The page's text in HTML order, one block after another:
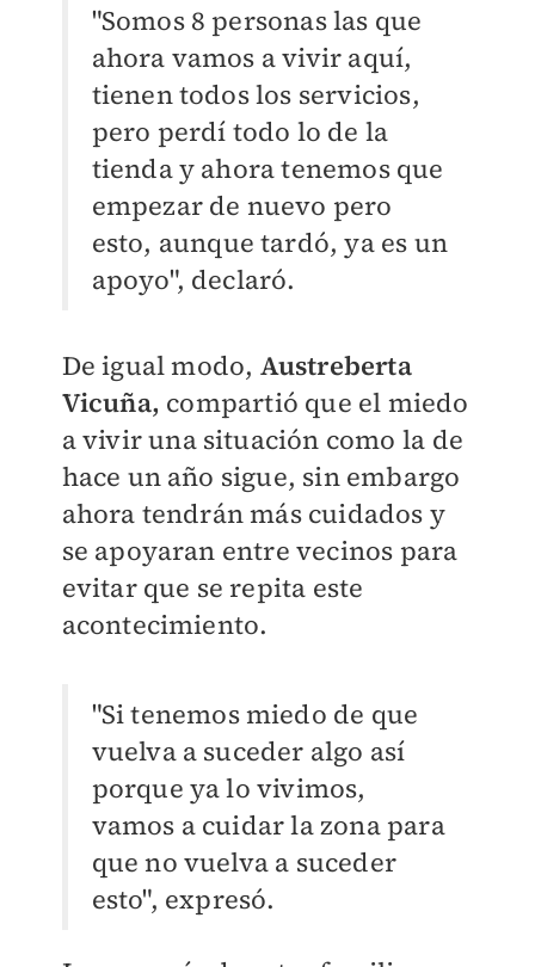
"Somos 8 personas las que
ahora vamos a vivir aquí,
tienen todos los servicios,
pero perdí todo lo de la
tienda y ahora tenemos que
empezar de nuevo pero
esto, aunque tardó, ya es un
apoyo", declaró.
De igual modo, Austreberta
Vicuña, compartió que el miedo
a vivir una situación como la de
hace un año sigue, sin embargo
ahora tendrán más cuidados y
se apoyaran entre vecinos para
evitar que se repita este
acontecimiento.
"Si tenemos miedo de que
vuelva a suceder algo así
porque ya lo vivimos,
vamos a cuidar la zona para
que no vuelva a suceder
esto", expresó.